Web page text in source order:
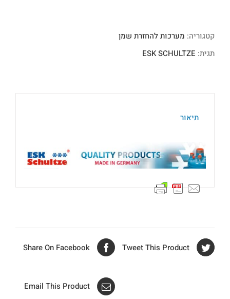
קטגוריה: מערכות להחזרת שמן
תגית: ESK SCHULTZE
תיאור
Share On Facebook Tweet This Product
Email This Product